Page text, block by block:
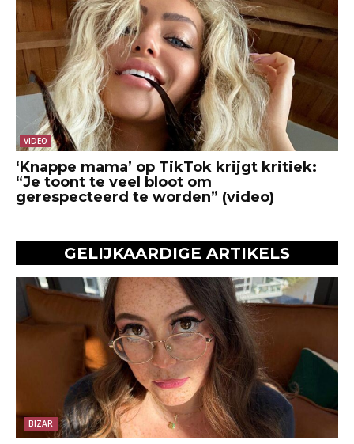
VIDEO
‘Knappe mama’ op TikTok krijgt kritiek:
“Je toont te veel bloot om
gerespecteerd te worden” (video)
GELIJKAARDIGE ARTIKELS
BIZAR